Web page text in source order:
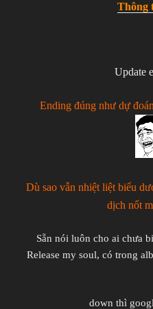
Thông
Update
Ending đúng như dự
Dù sao vẫn nhiệt liệt biểu
dịch nốt
Sẵn nói luôn cho ai chưa
Release my soul, có trong
down thì